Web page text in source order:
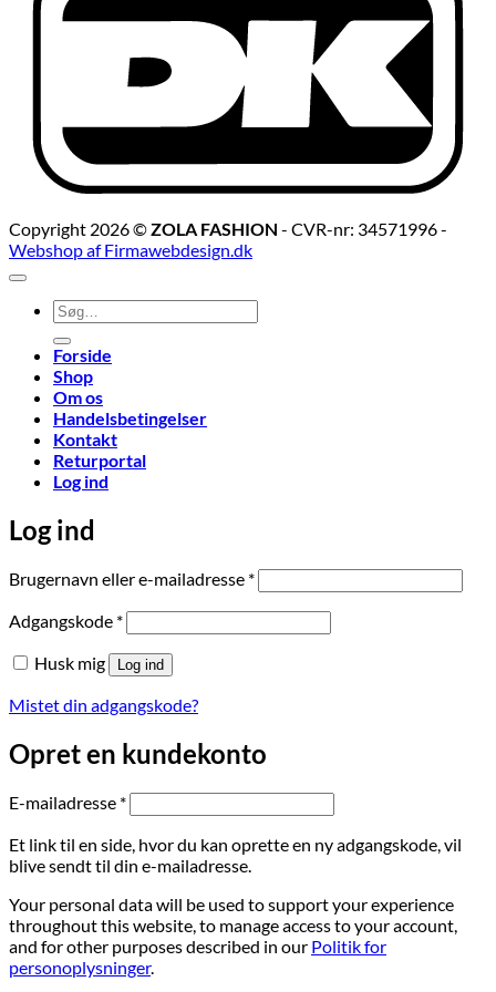
Copyright 2026 ©ZOLA FASHION - CVR-nr: 34571996 -
Webshop af Firmawebdesign.dk
Søg
efter:
Forside
Shop
Om os
Handelsbetingelser
Kontakt
Returportal
Log ind
Log ind
Brugernavn eller e-mailadresse *Påkrævet
Adgangskode *Påkrævet
Husk mig Log ind
Mistet din adgangskode?
Opret en kundekonto
E-mailadresse *Påkrævet
Et link til en side, hvor du kan oprette en ny adgangskode, vil
blive sendt til din e-mailadresse.
Your personal data will be used to support your experience
throughout this website, to manage access to your account,
and for other purposes described in our Politik for
personoplysninger.